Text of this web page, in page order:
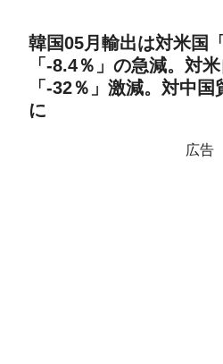
韓国05月輸出は対米国
「-8.4％」の急減。対
「-32％」激減。対中
に
広告